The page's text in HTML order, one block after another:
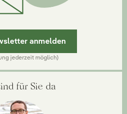
anmelden
jederzeit möglich)
für Sie da